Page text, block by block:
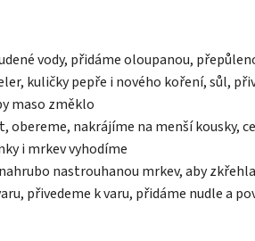
vody, přidáme oloupanou,
kuličky pepře i nového koření, sůl,
maso změklo
obereme, nakrájíme na menší kousky,
i mrkev vyhodíme
nastrouhanou mrkev, aby
přivedeme k varu, přidáme nudle a